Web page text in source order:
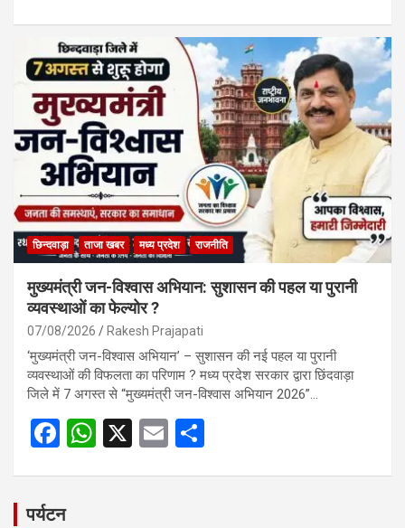
ce
b
o
o
k
at
s
A
p
p
ail ar
e
छिन्दवाड़ा ताजा खबर मध्य प्रदेश राजनीति
मुख्यमंत्री जन-विश्वास अभियान: सुशासन की पहल या पुरानी
व्यवस्थाओं का फेल्योर ?
07/08/2026 Rakesh Prajapati
‘मुख्यमंत्री जन-विश्वास अभियान’ – सुशासन की नई पहल या पुरानी
व्यवस्थाओं की विफलता का परिणाम ? मध्य प्रदेश सरकार द्वारा छिंदवाड़ा
जिले में 7 अगस्त से “मुख्यमंत्री जन-विश्वास अभियान 2026”…
F
b
W
X
E
पर्यटन